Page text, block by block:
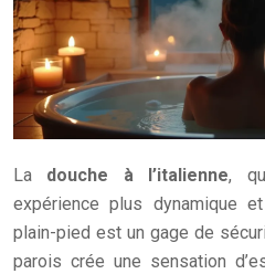
La douche à l’italienne,
expérience plus dynamique
plain-pied est un gage de
parois crée une sensation